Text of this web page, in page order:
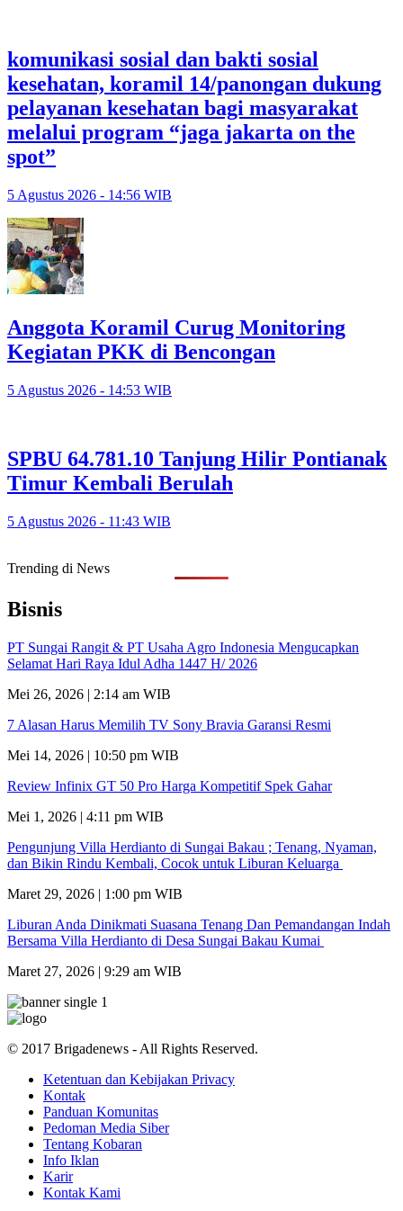
komunikasi sosial dan bakti sosial
kesehatan, koramil 14/panongan dukung
pelayanan kesehatan bagi masyarakat
melalui program “jaga jakarta on the
spot”
5 Agustus 2026 - 14:56 WIB
Anggota Koramil Curug Monitoring
Kegiatan PKK di Bencongan
5 Agustus 2026 - 14:53 WIB
SPBU 64.781.10 Tanjung Hilir Pontianak
Timur Kembali Berulah
5 Agustus 2026 - 11:43 WIB
Trending di News
Bisnis
PT Sungai Rangit & PT Usaha Agro Indonesia Mengucapkan
Selamat Hari Raya Idul Adha 1447 H/ 2026
Mei 26, 2026 | 2:14 am WIB
7 Alasan Harus Memilih TV Sony Bravia Garansi Resmi
Mei 14, 2026 | 10:50 pm WIB
Review Infinix GT 50 Pro Harga Kompetitif Spek Gahar
Mei 1, 2026 | 4:11 pm WIB
Pengunjung Villa Herdianto di Sungai Bakau ; Tenang, Nyaman,
dan Bikin Rindu Kembali, Cocok untuk Liburan Keluarga
Maret 29, 2026 | 1:00 pm WIB
Liburan Anda Dinikmati Suasana Tenang Dan Pemandangan Indah
Bersama Villa Herdianto di Desa Sungai Bakau Kumai
Maret 27, 2026 | 9:29 am WIB
© 2017 Brigadenews - All Rights Reserved.
Ketentuan dan Kebijakan Privacy
Kontak
Panduan Komunitas
Pedoman Media Siber
Tentang Kobaran
Info Iklan
Karir
Kontak Kami